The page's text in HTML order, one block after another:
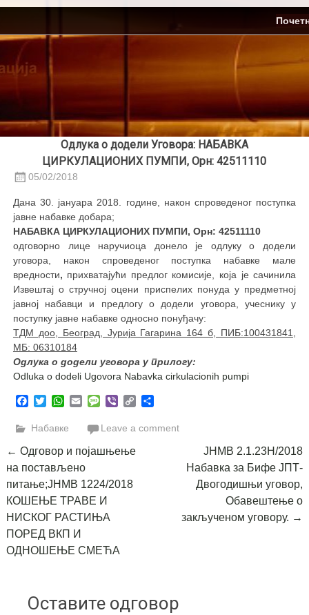
Skip
content
Одлука о додели Уговора: НАБАВКА
ЦИРКУЛАЦИОНИХ ПУМПИ, Орн: 42511110
05/02/2018
Дана 30. јануара 2018. године, након спроведеног поступка
јавне набавке добара;
НАБАВКА ЦИРКУЛАЦИОНИХ ПУМПИ, Орн: 42511110
oдговорно лице наручиоца донело је одлуку о додели
уговора, након спроведеног поступка набавке мале
вредности, прихватајући предлог комисије, која је сачинила
Извештај о стручној оцени приспелих понуда у предметној
јавној набавци и предлогу о додели уговора, учеснику у
поступку јавне набавке односно понуђачу:
ТДМ доо, Београд, Јурија Гагарина 164 б, ПИБ:100431841,
МБ: 06310184
Одлука о додели уговора у прилогу:
Odluka o dodeli Ugovora Nabavka cirkulacionih pumpi
Facebook
TwitterWhatsApp
EmailMessage
ViberCopy
Набавке Leave a comment
Post
navigation
← Одговор и појашњење
на постављено
питање;ЈНМВ 1224/2018
КОШЕЊЕ ТРАВЕ И
НИСКОГ РАСТИЊА
ПОРЕД ВКП И
ОДНОШЕЊЕ СМЕЋА
ЈНМВ 2.1.23Н/2018
Набавка за Бифе ЈПТ-
Двогодишњи уговор,
Обавештење о
закљученом уговору. →
Оставите одговор